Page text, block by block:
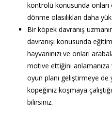
kontrolü konusunda onları
dönme olasılıkları daha
Bir köpek davranış
davranışı konusunda
hayvanınızı ve onları
motive ettiğini anlamanıza
oyun planı geliştirmeye de
köpeğiniz koşmaya
bilirsiniz.